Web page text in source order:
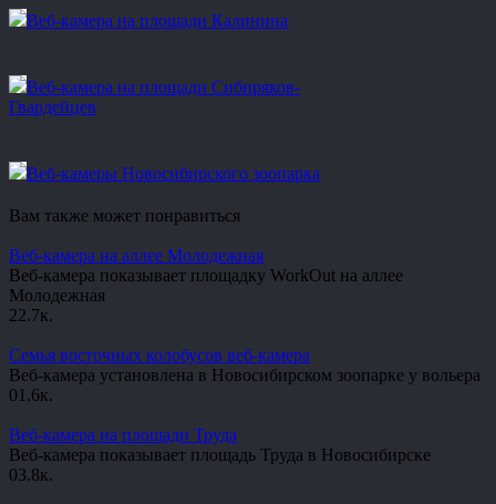
Веб-камера на площади Калинина
Веб-камера на площади Сибиряков-
Гвардейцев
Веб-камеры Новосибирского зоопарка
Вам также может понравиться
Веб-камера на аллее Молодежная
Веб-камера показывает площадку WorkOut на аллее
Молодежная
22.7к.
Семья восточных колобусов веб-камера
Веб-камера установлена в Новосибирском зоопарке у вольера
01.6к.
Веб-камера на площади Труда
Веб-камера показывает площадь Труда в Новосибирске
03.8к.